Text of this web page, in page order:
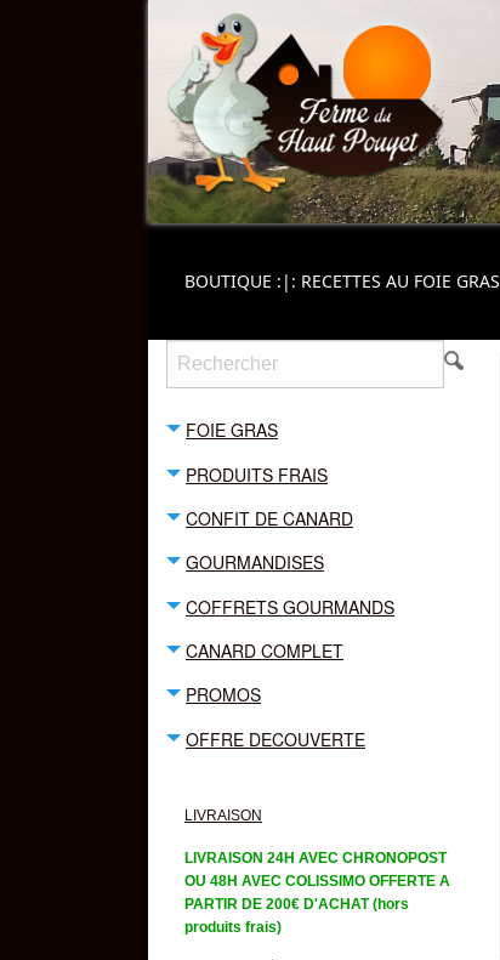
BOUTIQUE :|: RECETTES AU FOIE GRAS
FOIE GRAS
PRODUITS FRAIS
CONFIT DE CANARD
GOURMANDISES
COFFRETS GOURMANDS
CANARD COMPLET
PROMOS
OFFRE DECOUVERTE
LIVRAISON
LIVRAISON 24H AVEC CHRONOPOST
OU 48H AVEC COLISSIMO OFFERTE A
PARTIR DE 200€ D'ACHAT (hors
produits frais)